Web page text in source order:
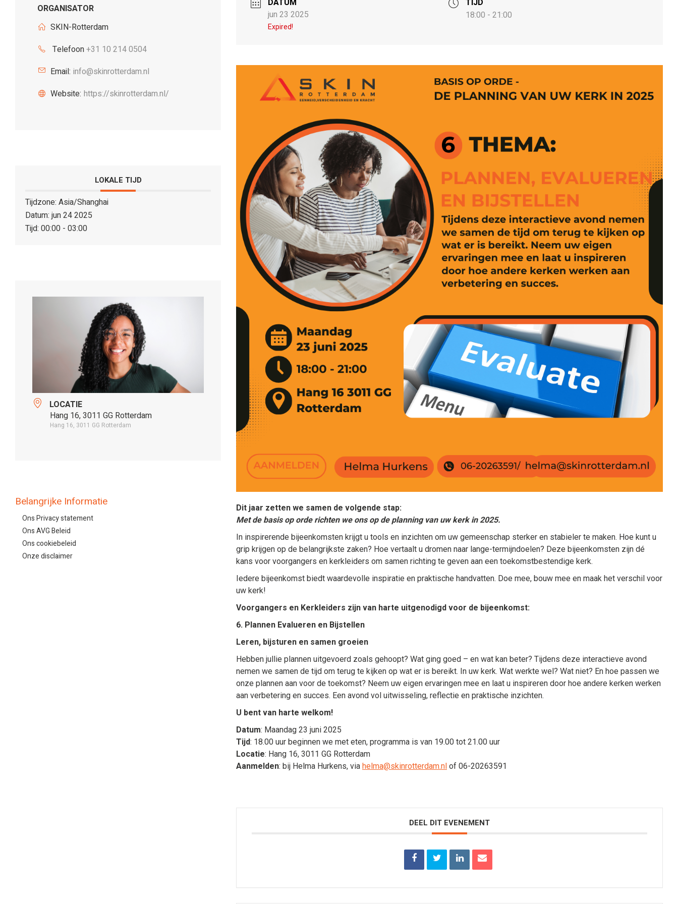
ORGANISATOR
SKIN-Rotterdam
Telefoon+31 10 214 0504
Email: info@skinrotterdam.nl
Website: https://skinrotterdam.nl/
LOKALE TIJD
Tijdzone: Asia/Shanghai
Datum:jun 24 2025
Tijd: 00:00 - 03:00
LOCATIE
Hang 16, 3011 GG Rotterdam
Hang 16, 3011 GG Rotterdam
Belangrijke Informatie
Ons Privacy statement
Ons AVG Beleid
Ons cookiebeleid
Onze disclaimer
DATUM
jun 23 2025
Expired!
TIJD
18:00 - 21:00
Dit jaar zetten we samen de volgende stap:
Met de basis op orde richten we ons op de planning van uw kerk in 2025.
In inspirerende bijeenkomsten krijgt u tools en inzichten om uw gemeenschap sterker en stabieler te maken. Hoe kunt u
grip krijgen op de belangrijkste zaken? Hoe vertaalt u dromen naar lange-termijndoelen? Deze bijeenkomsten zijn dé
kans voor voorgangers en kerkleiders om samen richting te geven aan een toekomstbestendige kerk.
Iedere bijeenkomst biedt waardevolle inspiratie en praktische handvatten. Doe mee, bouw mee en maak het verschil voor
uw kerk!
Voorgangers en Kerkleiders zijn van harte uitgenodigd voor de bijeenkomst:
6. Plannen Evalueren en Bijstellen
Leren, bijsturen en samen groeien
Hebben jullie plannen uitgevoerd zoals gehoopt? Wat ging goed – en wat kan beter? Tijdens deze interactieve avond
nemen we samen de tijd om terug te kijken op wat er is bereikt. In uw kerk. Wat werkte wel? Wat niet? En hoe passen we
onze plannen aan voor de toekomst? Neem uw eigen ervaringen mee en laat u inspireren door hoe andere kerken werken
aan verbetering en succes. Een avond vol uitwisseling, reflectie en praktische inzichten.
U bent van harte welkom!
Datum: Maandag 23 juni 2025
Tijd: 18.00 uur beginnen we met eten, programma is van 19.00 tot 21.00 uur
Locatie: Hang 16, 3011 GG Rotterdam
Aanmelden: bij Helma Hurkens, via helma@skinrotterdam.nl of 06-20263591
DEEL DIT EVENEMENT